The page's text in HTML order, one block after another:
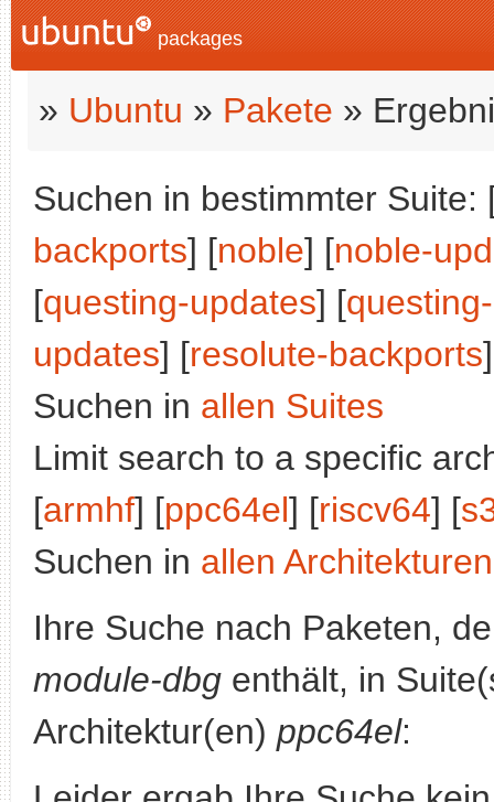
packages
» Ubuntu » Pakete »
Suchen in bestimmter Suite:
backports] [noble] [noble-
[questing-updates] [
updates] [resolute-backports
Suchen in allen Suites
Limit search to a specific
[armhf] [ppc64el] [riscv64] [
Suchen in allen Architekturen
Ihre Suche nach Paketen,
module-dbg enthält, in
Architektur(en) ppc64el: